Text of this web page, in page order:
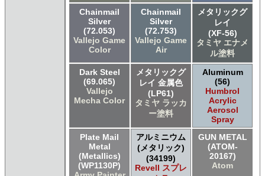
Chainmail
Silver
(72.053)
Vallejo Game
Color
Chainmail
Silver
(72.753)
Vallejo Game
Air
メタリックグ
レイ
(XF-56)
タミヤ エナメ
ル塗料
Dark Steel
(69.065)
Vallejo
Mecha Color
メタリックグ
レイ 金属色
(LP61)
タミヤ ラッカ
ー塗料
Aluminum
(56)
Humbrol
Acrylic
Aerosol
Spray
Plate Mail
Metal
(Metallics)
(WP1130P)
アルミニウム
(メタリック)
(34199)
Revell スプレ
GUN METAL
(ATOM-
20167)
Atom